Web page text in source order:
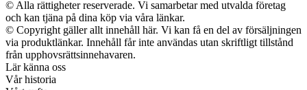
© Alla rättigheter reserverade. Vi samarbetar med utvalda företag
och kan tjäna på dina köp via våra länkar.
© Copyright gäller allt innehåll här. Vi kan få en del av försäljningen
via produktlänkar. Innehåll får inte användas utan skriftligt tillstånd
från upphovsrättsinnehavaren.
Lär känna oss
Vår historia